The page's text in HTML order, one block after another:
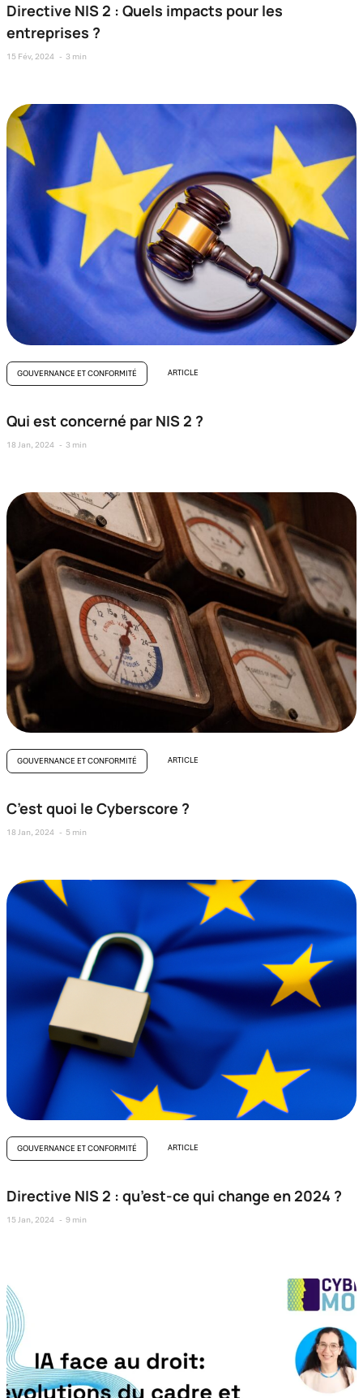
Directive NIS 2 : Quels impacts pour les
entreprises ?
15 Fév, 2024 3 min
GOUVERNANCE ET CONFORMITÉ ARTICLE
Qui est concerné par NIS 2 ?
18 Jan, 2024 3 min
GOUVERNANCE ET CONFORMITÉ ARTICLE
C’est quoi le Cyberscore ?
18 Jan, 2024 5 min
GOUVERNANCE ET CONFORMITÉ ARTICLE
Directive NIS 2 : qu’est-ce qui change en 2024 ?
15 Jan, 2024 9 min